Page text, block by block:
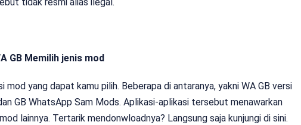
tidak resmi alias ilegal.
GB Memilih jenis mod
mod yang dapat kamu pilih. Beberapa di antaranya, yakni WA GB versi
GB WhatsApp Sam Mods. Aplikasi-aplikasi tersebut menawarkan
lainnya. Tertarik mendonwloadnya? Langsung saja kunjungi di sini.